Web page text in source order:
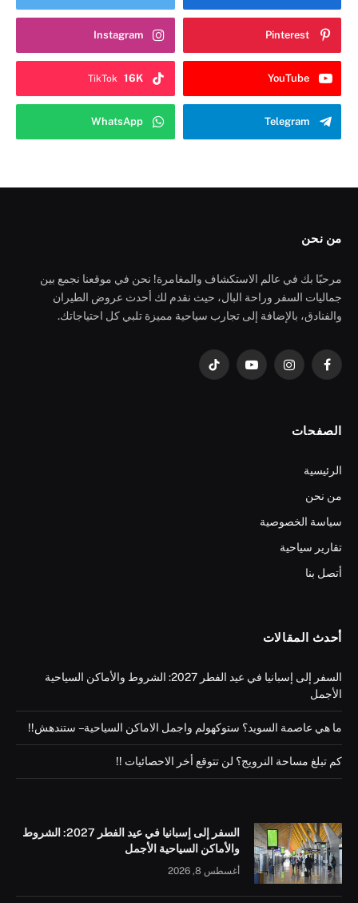
Pinterest
Instagram
YouTube
TikTok 16K
Telegram
WhatsApp
من نحن
مرحبًا بك في عالم الاستكشاف والمغامرة! نحن في موقعنا نجمع بين
جماليات السفر وراحة البال، حيث نقدم لك أحدث عروض الطيران
والفنادق، بالإضافة إلى تجارب سياحية مميزة تلبي كل احتياجاتك.
فيسبوكالانستغراميوتيوب تيكتوك
الصفحات
الرئيسية
من نحن
سياسة الخصوصية
تقارير سياحية
أتصل بنا
أحدث المقالات
السفر إلى إسبانيا في عيد الفطر 2027: الشروط والأماكن السياحية
الأجمل
ما هي عاصمة السويد؟ ستوكهولم واجمل الاماكن السياحية – ستندهش!!
كم تبلغ مساحة النرويج؟ لن تتوقع أخر الاحصائيات !!
السفر إلى إسبانيا في عيد الفطر 2027: الشروط
والأماكن السياحية الأجمل
أغسطس 8, 2026